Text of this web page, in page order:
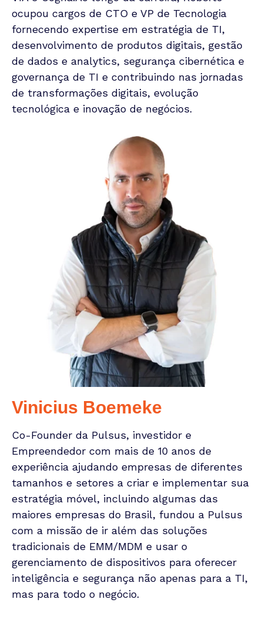
ocupou cargos de CTO e VP de Tecnologia
fornecendo expertise em estratégia de TI,
desenvolvimento de produtos digitais, gestão
de dados e analytics, segurança cibernética e
governança de TI e contribuindo nas jornadas
de transformações digitais, evolução
tecnológica e inovação de negócios.
Vinicius Boemeke
Co-Founder da Pulsus, investidor e
Empreendedor com mais de 10 anos de
experiência ajudando empresas de diferentes
tamanhos e setores a criar e implementar sua
estratégia móvel, incluindo algumas das
maiores empresas do Brasil, fundou a Pulsus
com a missão de ir além das soluções
tradicionais de EMM/MDM e usar o
gerenciamento de dispositivos para oferecer
inteligência e segurança não apenas para a TI,
mas para todo o negócio.